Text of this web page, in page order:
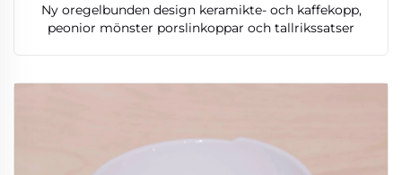
Ny oregelbunden design keramikte- och kaffekopp,
peonior mönster porslinkoppar och tallrikssatser